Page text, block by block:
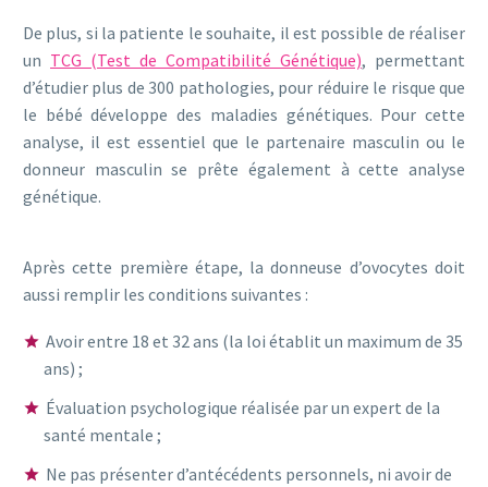
De plus, si la patiente le souhaite, il est possible de réaliser
un TCG (Test de Compatibilité Génétique), permettant
d’étudier plus de 300 pathologies, pour réduire le risque que
le bébé développe des maladies génétiques. Pour cette
analyse, il est essentiel que le partenaire masculin ou le
donneur masculin se prête également à cette analyse
génétique.
Après cette première étape, la donneuse d’ovocytes doit
aussi remplir les conditions suivantes :
Avoir entre 18 et 32 ans (la loi établit un maximum de 35
ans) ;
Évaluation psychologique réalisée par un expert de la
santé mentale ;
Ne pas présenter d’antécédents personnels, ni avoir de